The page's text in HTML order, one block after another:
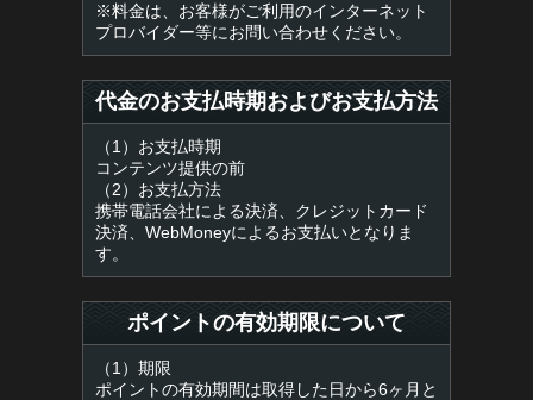
※料金は、お客様がご利用のインターネット
プロバイダー等にお問い合わせください。
代金のお支払時期およびお支払方法
（1）お支払時期
コンテンツ提供の前
（2）お支払方法
携帯電話会社による決済、クレジットカード
決済、WebMoneyによるお支払いとなりま
す。
ポイントの有効期限について
（1）期限
ポイントの有効期間は取得した日から6ヶ月と